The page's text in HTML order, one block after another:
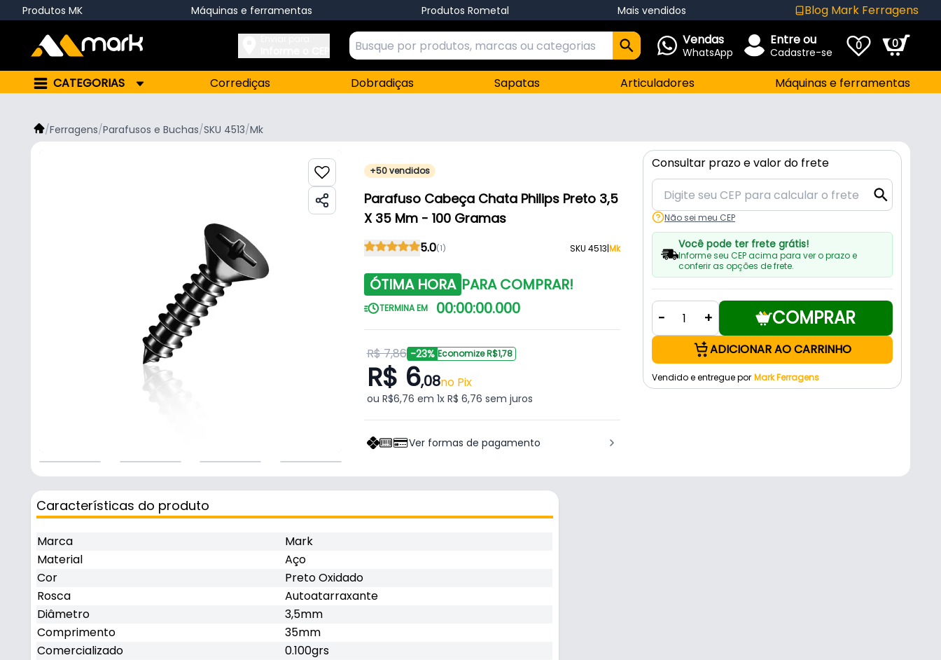
Produtos MK Máquinas e ferramentas Produtos Rometal Mais vendidos Blog Mark Ferragens
Vendas
WhatsApp
Entre ou
Cadastre-se 0 0
CATEGORIAS Corrediças Dobradiças Sapatas Articuladores Máquinas e ferramentas
/Ferragens/Parafusos e Buchas/SKU 4513/Mk
+50 vendidos
Parafuso Cabeça Chata Philips Preto 3,5
X 35 Mm - 100 Gramas
5.0(1) SKU 4513|Mk
ÓTIMA HORA PARA COMPRAR!
TERMINA EM 00:00:00.000
R$ 7,86 -23% Economize R$1,78
R$ 6,08no Pix
ou R$6,76 em 1x R$ 6,76 sem juros
Ver formas de pagamento
Consultar prazo e valor do frete
Não sei meu CEP
Você pode ter frete grátis!
Informe seu CEP acima para ver o prazo e
conferir as opções de frete.
- + COMPRAR
ADICIONAR AO CARRINHO
Vendido e entregue por Mark Ferragens
Características do produto
Marca
Mark
Material
Aço
Cor
Preto Oxidado
Rosca
Autoatarraxante
Diâmetro
3,5mm
Comprimento
35mm
Comercializado
0.100grs